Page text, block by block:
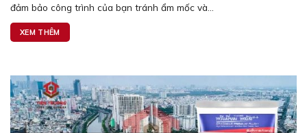
đảm bảo công trình của bạn tránh ẩm mốc và...
XEM THÊM